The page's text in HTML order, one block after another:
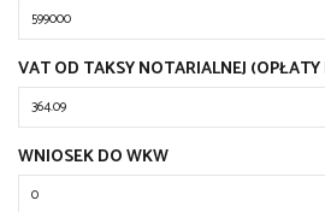
VAT OD TAKSY NOTARIALNEJ
WNIOSEK DO WKW